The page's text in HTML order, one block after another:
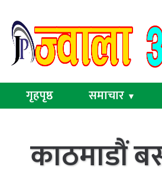
गृहपृष्ठ समाचार ▼
काठमाडौं